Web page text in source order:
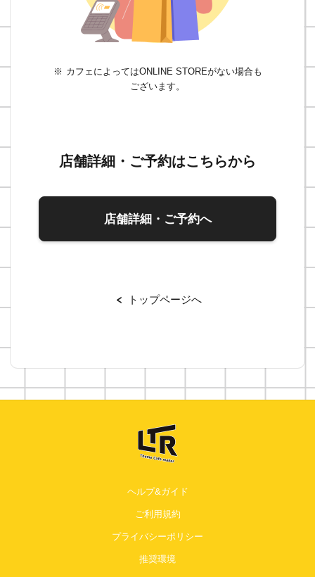
カフェによってはONLINE STOREがない場合も
ございます。
店舗詳細・ご予約はこちらから
店舗詳細・ご予約へ
トップページへ
ヘルプ&ガイド
ご利用規約
プライバシーポリシー
推奨環境